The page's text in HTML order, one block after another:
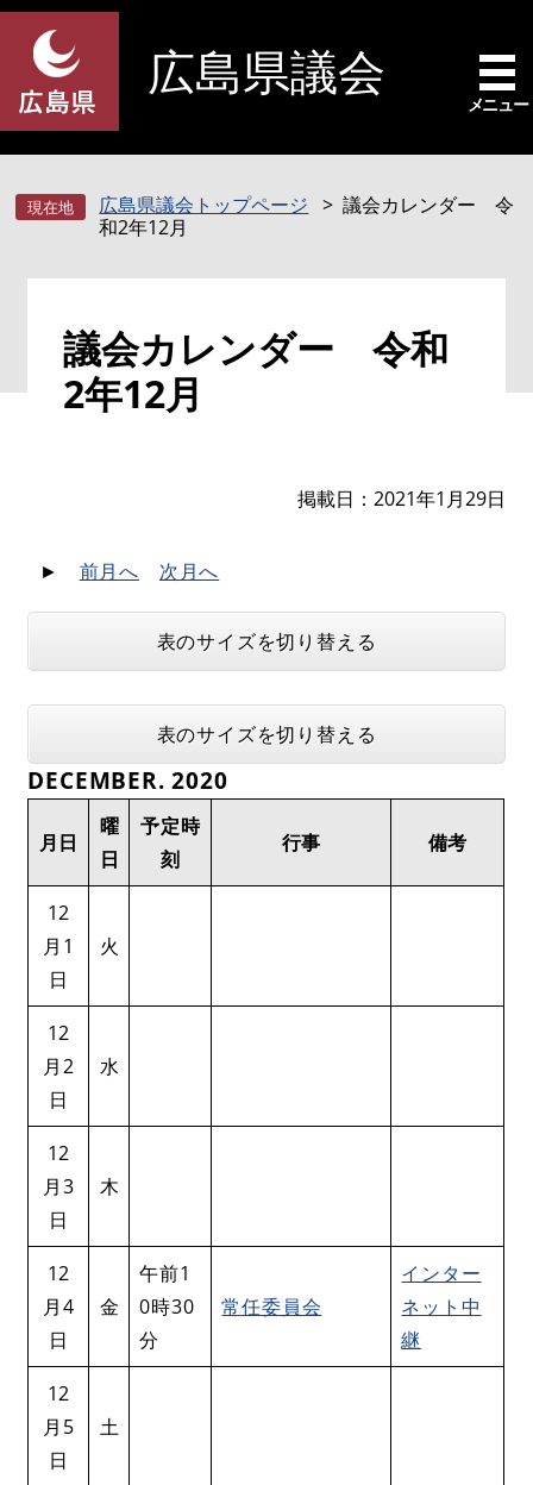
ペ
先
頭
す
メ
を
飛
し
広島県議会
メニュー
広島県議会トップページ
議会カレンダー 令
和2年12月
議会カレンダー 令和
2年12月
掲載日 2021年1月29日
► 前月へ 次月へ
表のサイズを切り替える
表のサイズを切り替える
DECEMBER. 2020
月日
曜
日
予定時
刻
行事 備考
12
月1
日
火
12
月2
日
水
12
月3
日
木
12
月4
日
金
午前1
0時30
分
常任委員会
インター
ネット中
継
12
月5
日
土